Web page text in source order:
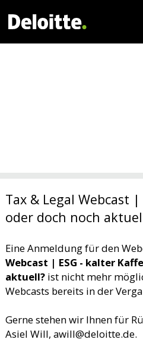
Tax & Legal Webcast
oder doch noch
Eine Anmeldung für den
Webcast | ESG - kalter
aktuell?ist nicht mehr
Webcasts bereits in der
Gerne stehen wir Ihnen für
Asiel Will, awill@deloitte.de.